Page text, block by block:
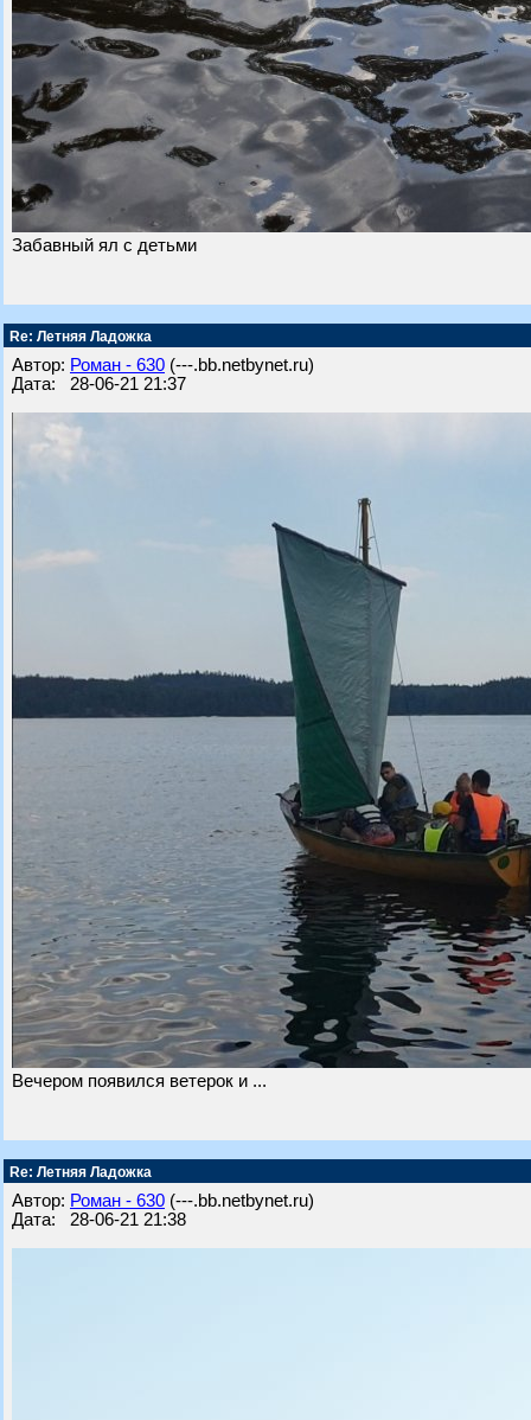
Забавный ял с детьми
Re: Летняя Ладожка
Автор: Роман - 630 (---.bb.netbynet.ru)
Дата: 28-06-21 21:37
Вечером появился ветерок и ...
Re: Летняя Ладожка
Автор: Роман - 630 (---.bb.netbynet.ru)
Дата: 28-06-21 21:38